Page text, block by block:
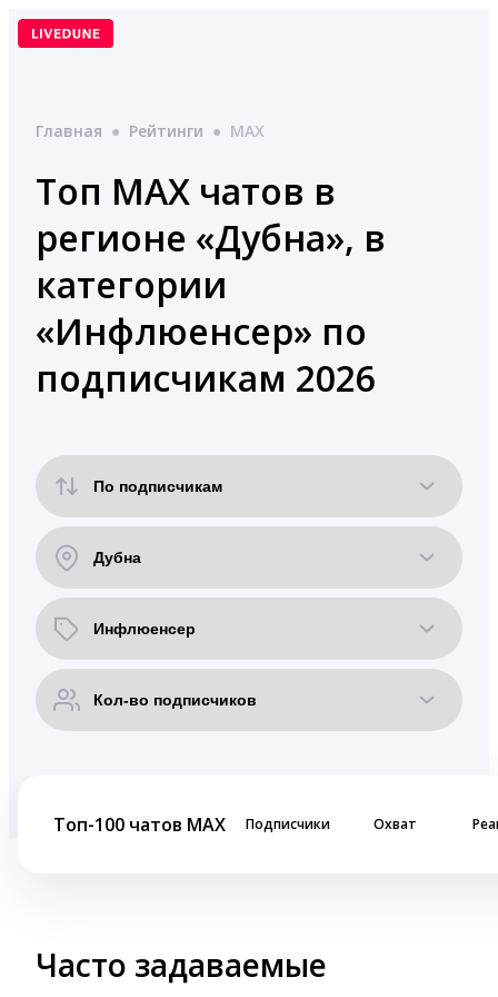
Перейти
Главная ● Рейтинги ● MAX
Топ MAX чатов в
регионе «Дубна», в
категории
«Инфлюенсер» по
подписчикам 2026
Топ-100 чатов MAX Подписчики Охват
Часто задаваемые